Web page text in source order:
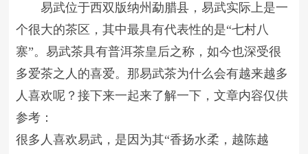
易武位于西双版纳州勐腊县，易武实际上是一
个很大的茶区，其中最具有代表性的是“七村八
寨”。易武茶具有普洱茶皇后之称，如今也深受很
多爱茶之人的喜爱。那易武茶为什么会有越来越多
人喜欢呢？接下来一起来了解一下，文章内容仅供
参考：
很多人喜欢易武，是因为其“香扬水柔，越陈越